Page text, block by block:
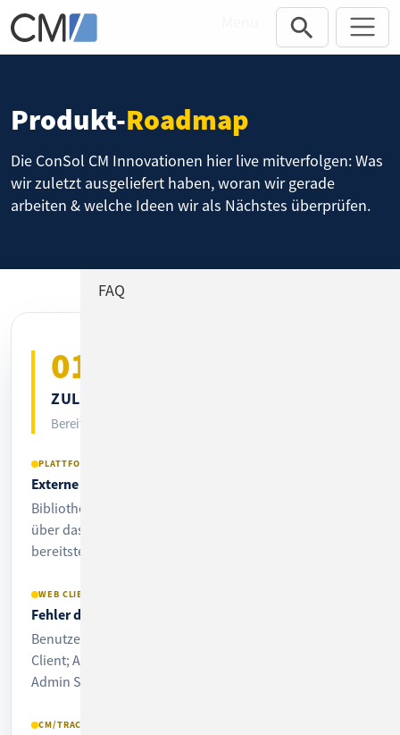
Direkt zur Hauptnavigation springen
Direkt zum Inhalt springen
Produkt-Roadmap
Die ConSol CM Innovationen hier live mitverfolgen: Was
wir zuletzt ausgeliefert haben, woran wir gerade
arbeiten & welche Ideen wir als Nächstes überprüfen.
01
ZULETZT VERÖFFENTLICHT
Bereits ausgeliefert ·
PLATTFORM
Externe Bibliotheken einfach integrieren
Bibliotheken für das Customizing des Systems einfach
über das Datenverzeichnis auf dem Application Server
bereitstellen.
WEB CLIENT
Fehler direkt im Web Client melden
Benutzer melden Fehler im Prozess direkt aus dem Web
Client; Administratoren sehen die Details in der Web
Admin Suite.
CM/TRACK · CM/FORMS
Einblicke
Add-ons
Referenzen
FAQ